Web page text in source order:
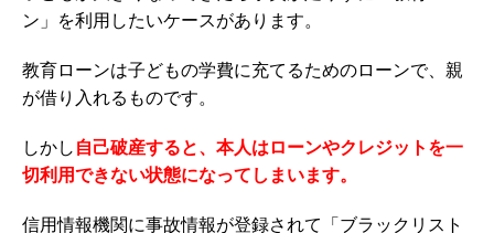
ン」を利用したいケースがあります。
教育ローンは子どもの学費に充てるためのローンで、親
が借り入れるものです。
しかし 自己破産すると、本人はローンやクレジットを一
切利用できない状態になってしまいます。
信用情報機関に事故情報が登録されて「ブラックリスト